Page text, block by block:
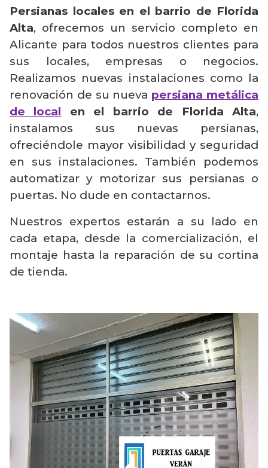
Persianas locales en el barrio de Florida
Alta, ofrecemos un servicio completo en
Alicante para todos nuestros clientes para
sus locales, empresas o negocios.
Realizamos nuevas instalaciones como la
renovación de su nueva persiana metálica
de local en el barrio de Florida Alta,
instalamos sus nuevas persianas,
ofreciéndole mayor visibilidad y seguridad
en sus instalaciones. También podemos
automatizar y motorizar sus persianas o
puertas. No dude en contactarnos.
Nuestros expertos estarán a su lado en
cada etapa, desde la comercialización, el
montaje hasta la reparación de su cortina
de tienda.